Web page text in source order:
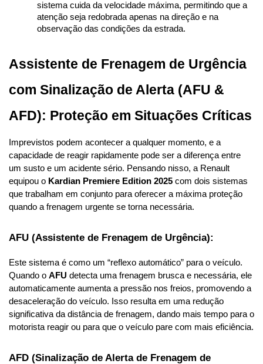
sistema cuida da velocidade máxima, permitindo que a
atenção seja redobrada apenas na direção e na
observação das condições da estrada.
Assistente de Frenagem de Urgência
com Sinalização de Alerta (AFU &
AFD): Proteção em Situações Críticas
Imprevistos podem acontecer a qualquer momento, e a
capacidade de reagir rapidamente pode ser a diferença entre
um susto e um acidente sério. Pensando nisso, a Renault
equipou o Kardian Premiere Edition 2025 com dois sistemas
que trabalham em conjunto para oferecer a máxima proteção
quando a frenagem urgente se torna necessária.
AFU (Assistente de Frenagem de Urgência):
Este sistema é como um “reflexo automático” para o veículo.
Quando o AFU detecta uma frenagem brusca e necessária, ele
automaticamente aumenta a pressão nos freios, promovendo a
desaceleração do veículo. Isso resulta em uma redução
significativa da distância de frenagem, dando mais tempo para o
motorista reagir ou para que o veículo pare com mais eficiência.
AFD (Sinalização de Alerta de Frenagem de